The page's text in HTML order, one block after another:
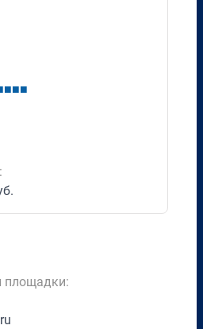
■■■
площадки: